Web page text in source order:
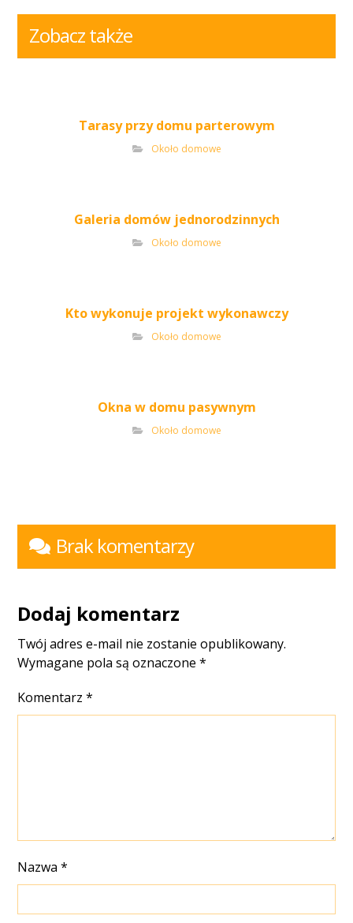
Zobacz także
Tarasy przy domu parterowym
Około domowe
Galeria domów jednorodzinnych
Około domowe
Kto wykonuje projekt wykonawczy
Około domowe
Okna w domu pasywnym
Około domowe
Brak komentarzy
Dodaj komentarz
Twój adres e-mail nie zostanie opublikowany.
Wymagane pola są oznaczone*
Komentarz*
Nazwa*